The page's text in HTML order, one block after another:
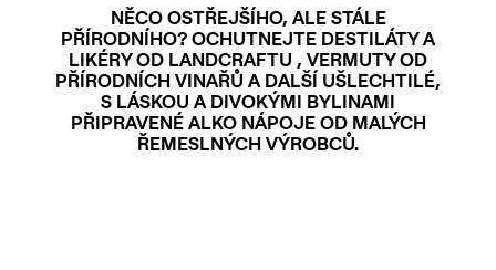
NĚCO OSTŘEJŠÍHO, ALE STÁLE
PŘÍRODNÍHO? OCHUTNEJTE DESTILÁTY A
LIKÉRY OD LANDCRAFTU , VERMUTY OD
PŘÍRODNÍCH VINAŘŮ A DALŠÍ UŠLECHTILÉ,
S LÁSKOU A DIVOKÝMI BYLINAMI
PŘIPRAVENÉ ALKO NÁPOJE OD MALÝCH
ŘEMESLNÝCH VÝROBCŮ.